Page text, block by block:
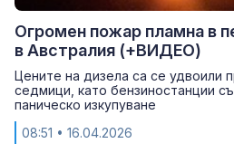
Огромен пожар пламна в
в Австралия (+ВИДЕО)
Цените на дизела са се удвоили
седмици, като бензиностанции
паническо изкупуване
08:51 • 16.04.2026